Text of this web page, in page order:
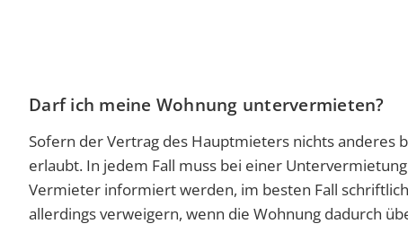
Darf ich meine Wohnung untervermieten?
Sofern der Vertrag des Hauptmieters nichts anderes
erlaubt. In jedem Fall muss bei einer
Vermieter informiert werden, im besten Fall
allerdings verweigern, wenn die Wohnung dadurch